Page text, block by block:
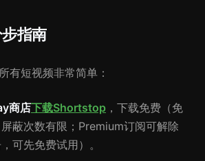
指南
有短视频非常简单：
商店下载Shortstop ，下载免费（免
蔽次数有限；Premium订阅可解除
可先免费试用）。